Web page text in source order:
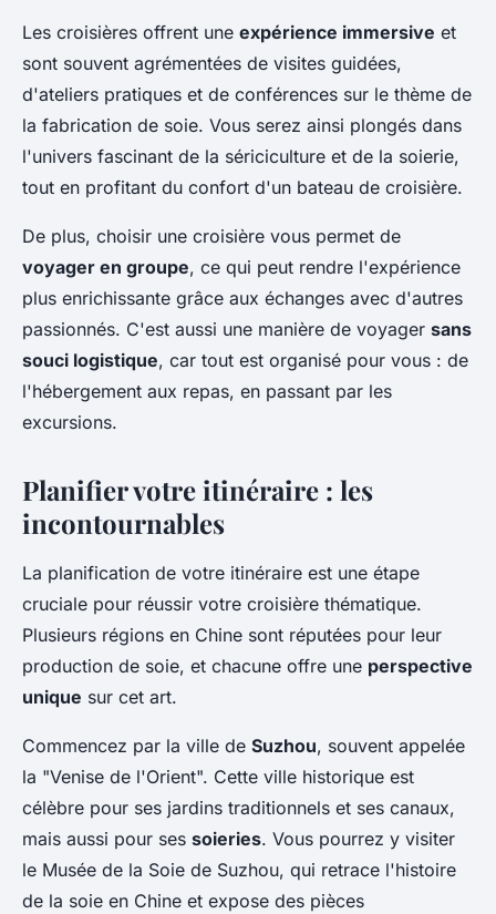
Les croisières offrent une expérience immersive et
sont souvent agrémentées de visites guidées,
d'ateliers pratiques et de conférences sur le thème de
la fabrication de soie. Vous serez ainsi plongés dans
l'univers fascinant de la sériciculture et de la soierie,
tout en profitant du confort d'un bateau de croisière.
De plus, choisir une croisière vous permet de
voyager en groupe, ce qui peut rendre l'expérience
plus enrichissante grâce aux échanges avec d'autres
passionnés. C'est aussi une manière de voyager sans
souci logistique, car tout est organisé pour vous : de
l'hébergement aux repas, en passant par les
excursions.
Planifier votre itinéraire : les
incontournables
La planification de votre itinéraire est une étape
cruciale pour réussir votre croisière thématique.
Plusieurs régions en Chine sont réputées pour leur
production de soie, et chacune offre une perspective
unique sur cet art.
Commencez par la ville de Suzhou, souvent appelée
la "Venise de l'Orient". Cette ville historique est
célèbre pour ses jardins traditionnels et ses canaux,
mais aussi pour ses soieries. Vous pourrez y visiter
le Musée de la Soie de Suzhou, qui retrace l'histoire
de la soie en Chine et expose des pièces